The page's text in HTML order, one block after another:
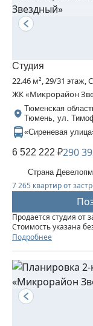
Студия
22.46 м², 29/31
ЖК «Микрорайон
Тюменская
Тюмень, ул.
«Сиреневая
6 522 222 ₽290
Страна
7 265 квартир от
Продается студия от
Стоимость указана
квартиры 22,46 кв. м.
Подробнее